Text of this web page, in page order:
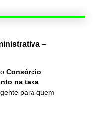
–
Consórcio
na taxa
para quem